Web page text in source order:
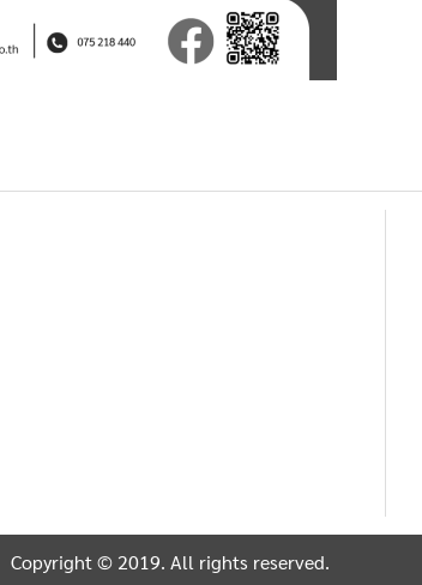
Copyright © 2019. All rights reserved.